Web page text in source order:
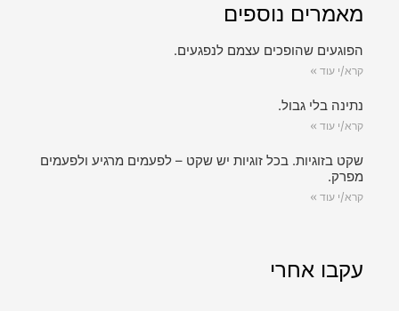
מאמרים נוספים
הפוגעים שהופכים עצמם לנפגעים.
קרא/י עוד »
נתינה בלי גבול.
קרא/י עוד »
שקט בזוגיות. בכל זוגיות יש שקט – לפעמים מרגיע ולפעמים
מפרק.
קרא/י עוד »
עקבו אחרי